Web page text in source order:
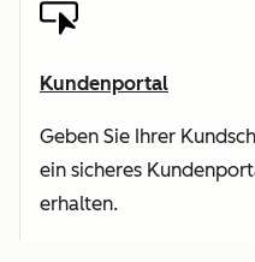
Kundenportal
Geben Sie Ihrer
ein sicheres
erhalten.